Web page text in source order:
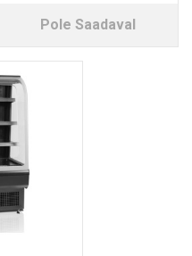
Pole Saadaval